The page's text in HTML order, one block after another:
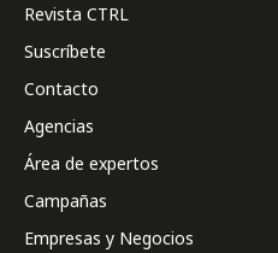
Revista CTRL
Suscríbete
Contacto
Agencias
Área de expertos
Campañas
Empresas y Negocios